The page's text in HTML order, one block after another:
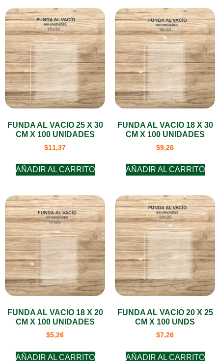
FUNDA AL VACIO 25 X 30
CM X 100 UNIDADES
$11,37
AÑADIR AL CARRITO
FUNDA AL VACIO 18 X 30
CM X 100 UNIDADES
$9,26
AÑADIR AL CARRITO
FUNDA AL VACIO 18 X 20
CM X 100 UNIDADES
$5,26
AÑADIR AL CARRITO
FUNDA AL VACIO 20 X 25
CM X 100 UNDS
$7,26
AÑADIR AL CARRITO